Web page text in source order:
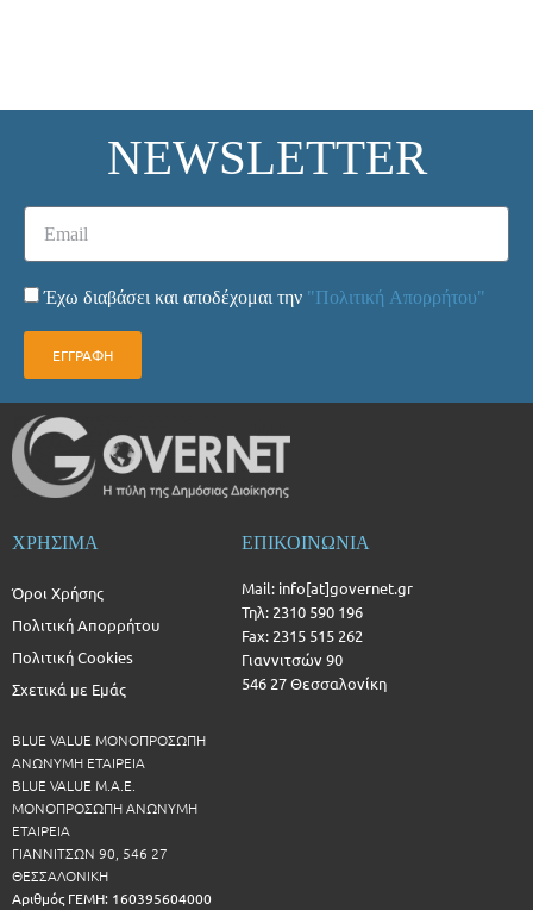
NEWSLETTER
Έχω διαβάσει και αποδέχομαι την "Πολιτική Απορρήτου"
ΕΓΓΡΑΦΗ
ΧΡΗΣΙΜΑ
Όροι Χρήσης
Πολιτική Απορρήτου
Πολιτική Cookies
Σχετικά με Εμάς
BLUE VALUE ΜΟΝΟΠΡΟΣΩΠΗ
ΑΝΩΝΥΜΗ ΕΤΑΙΡΕΙΑ
BLUE VALUE Μ.Α.Ε.
ΜΟΝΟΠΡΟΣΩΠΗ ΑΝΩΝΥΜΗ
ΕΤΑΙΡΕΙΑ
ΓΙΑΝΝΙΤΣΩΝ 90, 546 27
ΘΕΣΣΑΛΟΝΙΚΗ
Αριθμός ΓΕΜΗ: 160395604000
ΕΠΙΚΟΙΝΩΝΙΑ
Mail: info[at]governet.gr
Τηλ: 2310 590 196
Fax: 2315 515 262
Γιαννιτσών 90
546 27 Θεσσαλονίκη